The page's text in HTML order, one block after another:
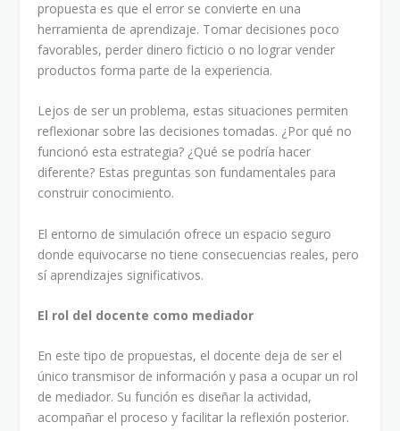
propuesta es que el error se convierte en una
herramienta de aprendizaje. Tomar decisiones poco
favorables, perder dinero ficticio o no lograr vender
productos forma parte de la experiencia.
Lejos de ser un problema, estas situaciones permiten
reflexionar sobre las decisiones tomadas. ¿Por qué no
funcionó esta estrategia? ¿Qué se podría hacer
diferente? Estas preguntas son fundamentales para
construir conocimiento.
El entorno de simulación ofrece un espacio seguro
donde equivocarse no tiene consecuencias reales, pero
sí aprendizajes significativos.
El rol del docente como mediador
En este tipo de propuestas, el docente deja de ser el
único transmisor de información y pasa a ocupar un rol
de mediador. Su función es diseñar la actividad,
acompañar el proceso y facilitar la reflexión posterior.